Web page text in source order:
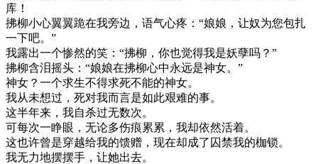
库！
拂柳小心翼翼跪在我旁边，语气心疼：“娘娘，让奴为您包扎
一下吧。”
我露出一个惨然的笑：“拂柳，你也觉得我是妖孽吗？”
拂柳含泪摇头：“娘娘在拂柳心中永远是神女。”
神女？一个求生不得求死不能的神女。
我从未想过，死对我而言是如此艰难的事。
这半年来，我自杀过无数次。
可每次一睁眼，无论多伤痕累累，我却依然活着。
这也许曾是穿越给我的馈赠，现在却成了囚禁我的枷锁。
我无力地摆摆手，让她出去。